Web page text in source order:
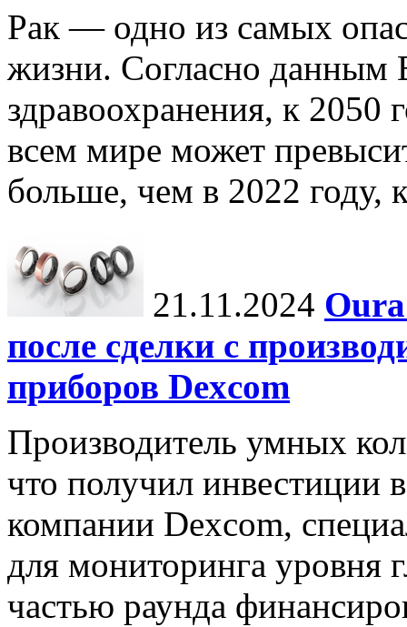
Рак — одно из самых
жизни. Согласно данным
здравоохранения, к 2050
всем мире может
больше, чем в 2022 году,
21.11.2024
после сделки с
приборов Dexcom
Производитель умных
что получил инвестиции
компании Dexcom,
для мониторинга уровня
частью раунда